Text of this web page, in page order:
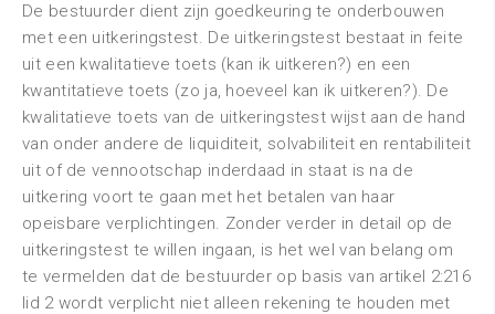
De bestuurder dient zijn goedkeuring te onderbouwen
met een uitkeringstest. De uitkeringstest bestaat in feite
uit een kwalitatieve toets (kan ik uitkeren?) en een
kwantitatieve toets (zo ja, hoeveel kan ik uitkeren?). De
kwalitatieve toets van de uitkeringstest wijst aan de hand
van onder andere de liquiditeit, solvabiliteit en rentabiliteit
uit of de vennootschap inderdaad in staat is na de
uitkering voort te gaan met het betalen van haar
opeisbare verplichtingen. Zonder verder in detail op de
uitkeringstest te willen ingaan, is het wel van belang om
te vermelden dat de bestuurder op basis van artikel 2:216
lid 2 wordt verplicht niet alleen rekening te houden met